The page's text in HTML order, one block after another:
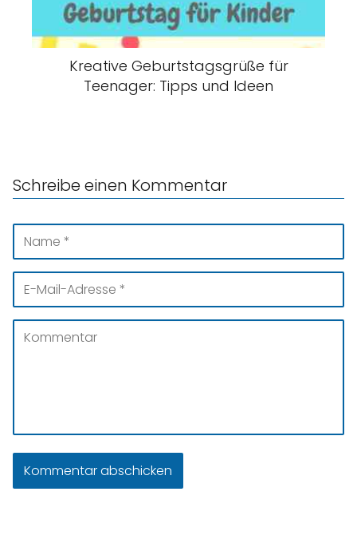
Kreative Geburtstagsgrüße für
Teenager: Tipps und Ideen
Schreibe einen Kommentar